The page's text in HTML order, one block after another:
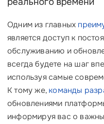
Одним из главных
является доступ к
обслуживанию и
всегда будете на шаг
используя самые
К тому же, команды
обновлениями
информируя вас о